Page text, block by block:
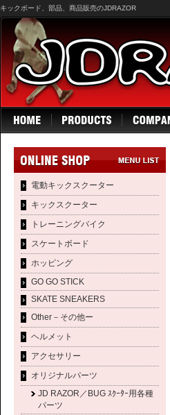
キックボード、部品、商品販売のJDRAZOR
電動キックスクーター
キックスクーター
トレーニングバイク
スケートボード
ホッピング
GO GO STICK
SKATE SNEAKERS
Other－その他ー
ヘルメット
アクセサリー
オリジナルパーツ
JD RAZOR／BUG ｽｸｰﾀｰ用各種
パーツ